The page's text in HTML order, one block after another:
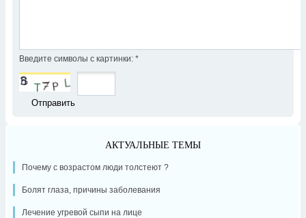
Введите символы с картинки: *
АКТУАЛЬНЫЕ ТЕМЫ
Почему с возрастом люди толстеют ?
Болят глаза, причины заболевания
Лечение угревой сыпи на лице